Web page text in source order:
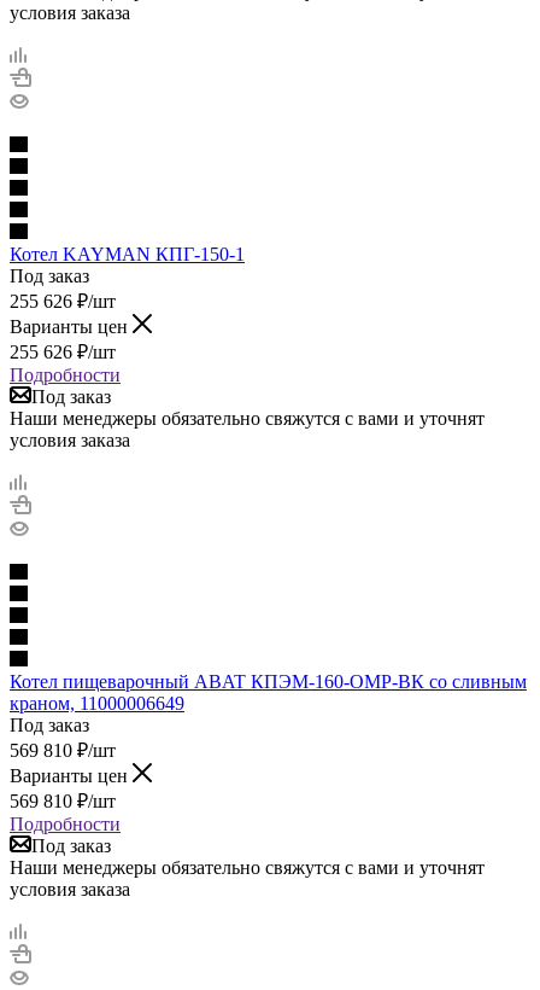
условия заказа
Котел KAYMAN КПГ-150-1
Под заказ
255 626 ₽/шт
Варианты цен
255 626 ₽/шт
Подробности
Под заказ
Наши менеджеры обязательно свяжутся с вами и уточнят
условия заказа
Котел пищеварочный ABAT КПЭМ-160-ОМР-ВК со сливным
краном, 11000006649
Под заказ
569 810 ₽/шт
Варианты цен
569 810 ₽/шт
Подробности
Под заказ
Наши менеджеры обязательно свяжутся с вами и уточнят
условия заказа